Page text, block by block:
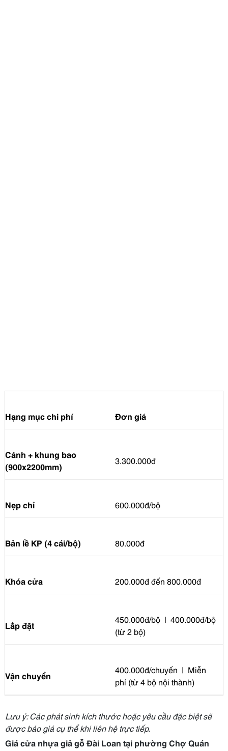
Hạng mục chi phí Đơn giá
Cánh + khung bao
(900x2200mm)
3.300.000đ
Nẹp chỉ 600.000đ/bộ
Bản lề KP (4 cái/bộ) 80.000đ
Khóa cửa 200.000đ đến 800.000đ
Lắp đặt
450.000đ/bộ | 400.000đ/bộ
(từ 2 bộ)
Vận chuyển
400.000đ/chuyến | Miễn
phí (từ 4 bộ nội thành)
Lưu ý: Các phát sinh kích thước hoặc yêu cầu đặc biệt sẽ
được báo giá cụ thể khi liên hệ trực tiếp.
Giá cửa nhựa giả gỗ Đài Loan tại phường Chợ Quán